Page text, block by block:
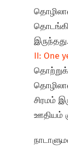
II: One
சிரமம்
ஊதியம்